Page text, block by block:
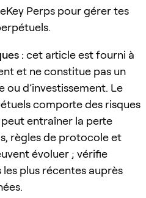
Perps pour gérer tes
: cet article est fourni à
et ne constitue pas un
ou d’investissement. Le
comporte des risques
peut entraîner la perte
règles de protocole et
évoluer ; vérifie
plus récentes auprès